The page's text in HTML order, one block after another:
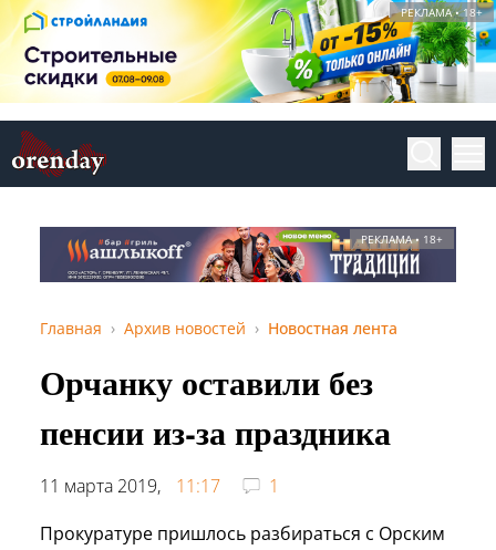
РЕКЛАМА • 18+
РЕКЛАМА • 18+
Главная Архив новостей Новостная лента
Орчанку оставили без
пенсии из-за праздника
11 марта 2019, 11:17
1
Прокуратуре пришлось разбираться с Орским